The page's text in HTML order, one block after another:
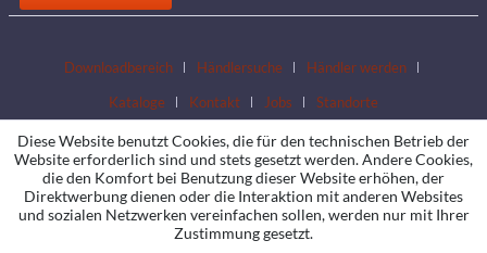
Downloadbereich Händlersuche
Händler werden
Kataloge
Kontakt Jobs Standorte
Diese Website benutzt Cookies, die für den technischen Betrieb der
Website erforderlich sind und stets gesetzt werden. Andere Cookies,
die den Komfort bei Benutzung dieser Website erhöhen, der
Direktwerbung dienen oder die Interaktion mit anderen Websites
und sozialen Netzwerken vereinfachen sollen, werden nur mit Ihrer
Zustimmung gesetzt.